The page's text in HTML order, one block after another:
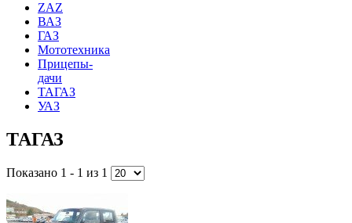
ZAZ
ВАЗ
ГАЗ
Мототехника
Прицепы-
дачи
ТАГАЗ
УАЗ
ТАГАЗ
Показано 1 - 1 из 1